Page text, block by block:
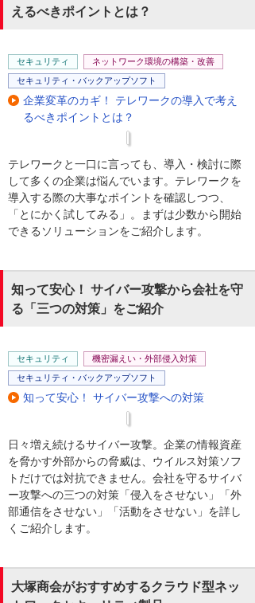
えるべきポイントとは？
セキュリティ
ネットワーク環境の構築・改善
セキュリティ・バックアップソフト
企業変革のカギ！ テレワークの導入で考え
るべきポイントとは？
テレワークと一口に言っても、導入・検討に際
して多くの企業は悩んでいます。テレワークを
導入する際の大事なポイントを確認しつつ、
「とにかく試してみる」。まずは少数から開始
できるソリューションをご紹介します。
知って安心！ サイバー攻撃から会社を守
る「三つの対策」をご紹介
セキュリティ
機密漏えい・外部侵入対策
セキュリティ・バックアップソフト
知って安心！ サイバー攻撃への対策
日々増え続けるサイバー攻撃。企業の情報資産
を脅かす外部からの脅威は、ウイルス対策ソフ
トだけでは対抗できません。会社を守るサイバ
ー攻撃への三つの対策「侵入をさせない」「外
部通信をさせない」「活動をさせない」を詳し
くご紹介します。
大塚商会がおすすめするクラウド型ネッ